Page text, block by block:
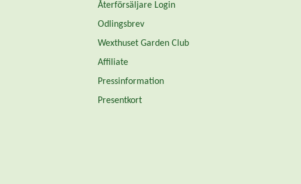
Återförsäljare Login
Odlingsbrev
Wexthuset Garden Club
Affiliate
Pressinformation
Presentkort